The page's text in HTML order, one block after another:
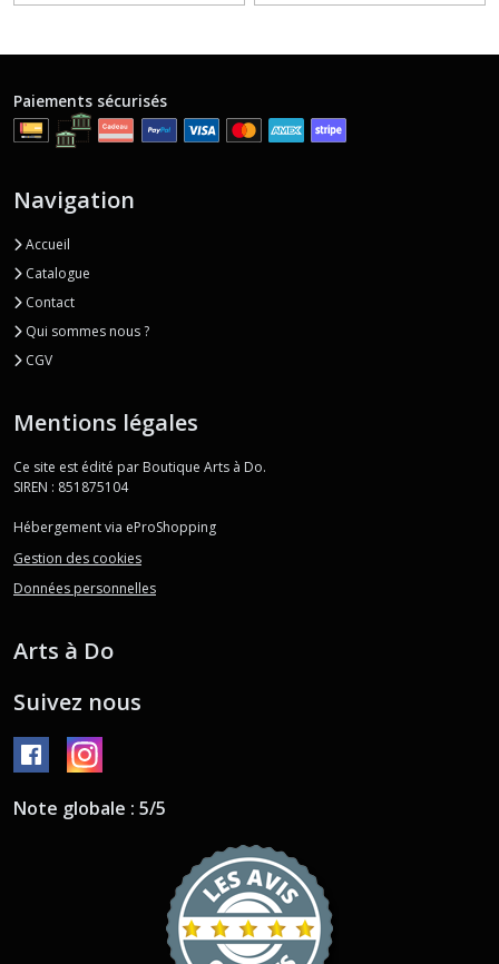
Paiements sécurisés
Navigation
Accueil
Catalogue
Contact
Qui sommes nous ?
CGV
Mentions légales
Ce site est édité par Boutique Arts à Do.
SIREN : 851875104
Hébergement via eProShopping
Gestion des cookies
Données personnelles
Arts à Do
Suivez nous
Note globale : 5/5